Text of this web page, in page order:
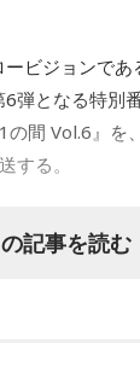
い芸人）
ウンサー）
ズ夜明けのシ
れる、“球団
っぱいです。
される『純喫
や想いなどを
ぜひ聴いてい
メッセージを
ビジョンであ
弾となる特別
の間 Vol.6』を
する。
）」とは、
ことを指して
記事を読む